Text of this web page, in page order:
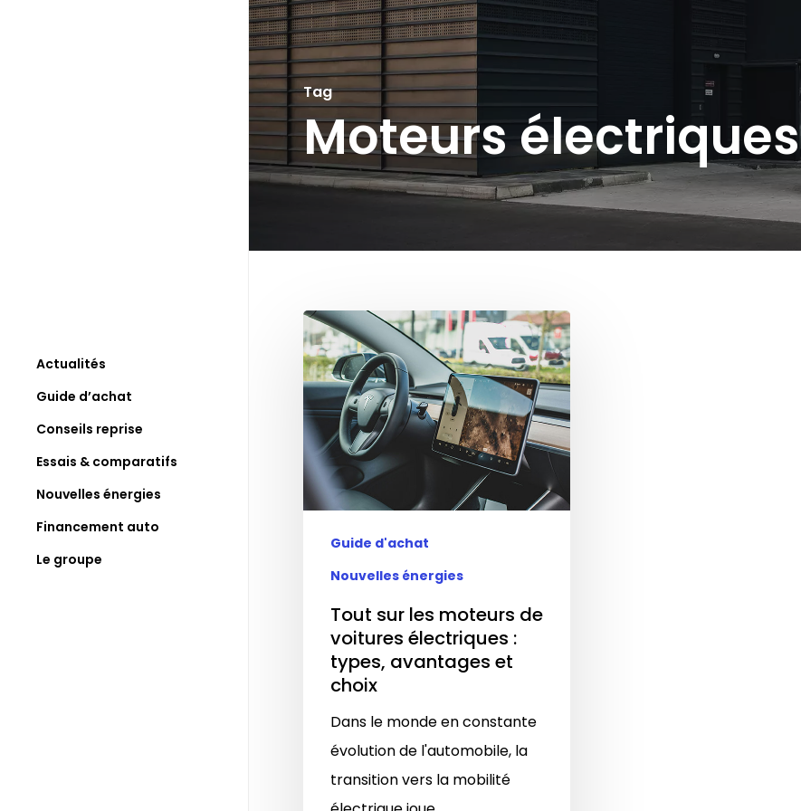
Actualités
Guide d’achat
Conseils reprise
Essais & comparatifs
Nouvelles énergies
Financement auto
Le groupe
Tag
Moteurs électriques
Guide d'achat
Nouvelles énergies
Tout sur les moteurs de
voitures électriques :
types, avantages et
choix
Dans le monde en constante
évolution de l'automobile, la
transition vers la mobilité